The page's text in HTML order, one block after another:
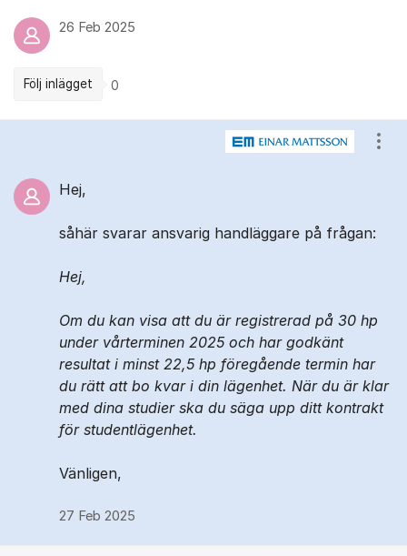
26 Feb 2025
Följ inlägget 0
Hej,
såhär svarar ansvarig handläggare på frågan:
Hej,
Om du kan visa att du är registrerad på 30 hp
under vårterminen 2025 och har godkänt
resultat i minst 22,5 hp föregående termin har
du rätt att bo kvar i din lägenhet. När du är klar
med dina studier ska du säga upp ditt kontrakt
för studentlägenhet.
Vänligen,
27 Feb 2025